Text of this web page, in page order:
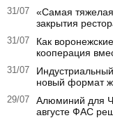
31/07
«Самая
закрытия
31/07
Как
кооперация
31/07
новый формат
29/07
Алюминий для
августе ФАС